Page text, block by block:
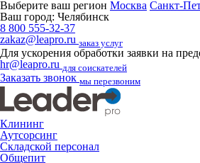
Выберите ваш регион Москва Санкт-
Ваш город: Челябинск
8 800 555-32-37
zakaz@leapro.ru заказ услуг
Для ускорения обработки заявки на
hr@leapro.ru для соискателей
Заказать звонок мы перезвоним
Клининг
Аутсорсинг
Складской персонал
Общепит